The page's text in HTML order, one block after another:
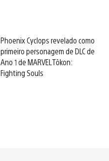
Phoenix Cyclops revelado como
primeiro personagem de DLC de
Ano 1 de MARVEL Tōkon:
Fighting Souls